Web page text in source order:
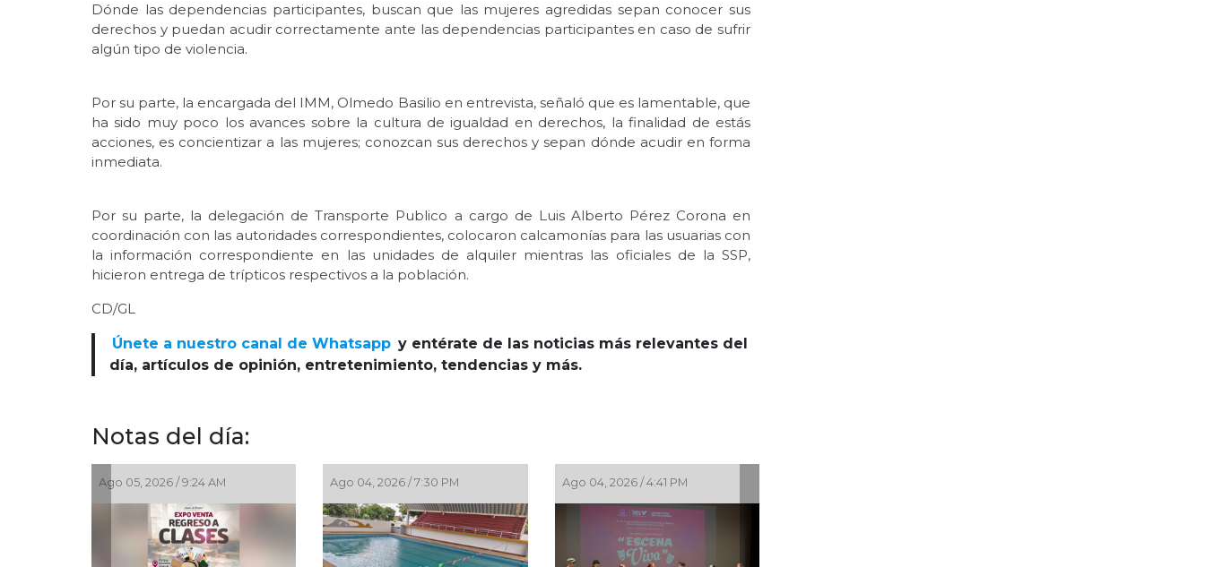
Dónde las dependencias participantes, buscan que las mujeres agredidas sepan conocer sus
derechos y puedan acudir correctamente ante las dependencias participantes en caso de sufrir
algún tipo de violencia.
Por su parte, la encargada del IMM, Olmedo Basilio en entrevista, señaló que es lamentable, que
ha sido muy poco los avances sobre la cultura de igualdad en derechos, la finalidad de estás
acciones, es concientizar a las mujeres; conozcan sus derechos y sepan dónde acudir en forma
inmediata.
Por su parte, la delegación de Transporte Publico a cargo de Luis Alberto Pérez Corona en
coordinación con las autoridades correspondientes, colocaron calcamonías para las usuarias con
la información correspondiente en las unidades de alquiler mientras las oficiales de la SSP,
hicieron entrega de trípticos respectivos a la población.
CD/GL
Únete a nuestro canal de Whatsapp y entérate de las noticias más relevantes del
día, artículos de opinión, entretenimiento, tendencias y más.
Notas del día:
Ago 04, 2026 / 4:41 PM Ago 03, 2026 / 7:59 PM Ago 03, 2026 / 6:57 PM